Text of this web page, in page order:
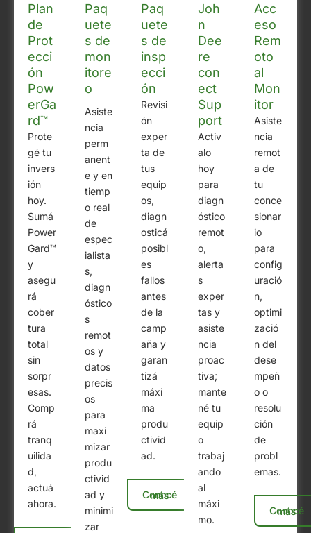
Plan
de
Prot
ecci
ón
Pow
erGa
rd™
Prote
gé tu
invers
ión
hoy.
Sumá
Power
Gard™
y
asegu
rá
cober
tura
total
sin
sorpr
esas.
Comp
rá
tranq
uilida
d,
actuá
ahora.
Paq
uete
s de
mon
itore
o
Asiste
ncia
perm
anent
e y en
tiemp
o real
de
espec
ialista
s,
diagn
óstico
s
remot
os y
datos
precis
os
para
maxi
mizar
produ
ctivid
ad y
minimi
zar
Paq
uete
s de
insp
ecci
ón
Revisi
ón
exper
ta de
tus
equip
os,
diagn
osticá
posibl
es
fallos
antes
de la
camp
aña y
garan
tizá
máxi
ma
produ
ctivid
ad.
Conocé más
Joh
n
Dee
re
con
ect
Sup
port
Activ
alo
hoy
para
diagn
óstico
remot
o,
alerta
s
exper
tas y
asiste
ncia
proac
tiva;
mante
né tu
equip
o
trabaj
ando
al
máxi
mo.
Acc
eso
Rem
oto
al
Mon
itor
Asiste
ncia
remot
a de
tu
conce
sionar
io
para
config
uració
n,
optimi
zació
n del
dese
mpeñ
o o
resolu
ción
de
probl
emas.
Conocé más